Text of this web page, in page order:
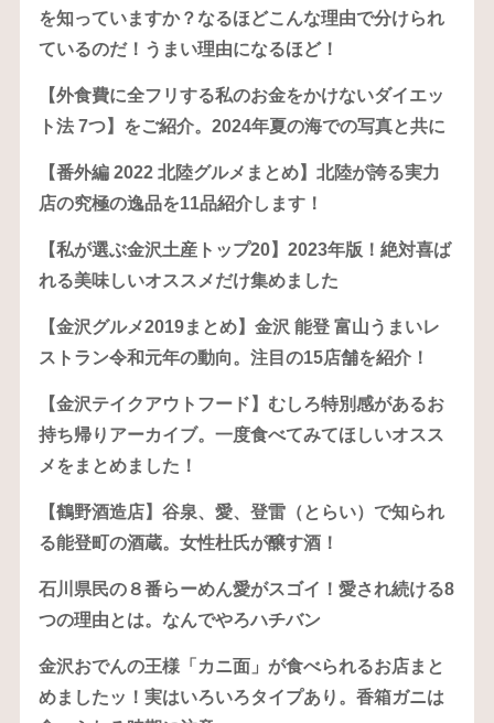
を知っていますか？なるほどこんな理由で分けられ
ているのだ！うまい理由になるほど！
【外食費に全フリする私のお金をかけないダイエッ
ト法 7つ】をご紹介。2024年夏の海での写真と共に
【番外編 2022 北陸グルメまとめ】北陸が誇る実力
店の究極の逸品を11品紹介します！
【私が選ぶ金沢土産トップ20】2023年版！絶対喜ば
れる美味しいオススメだけ集めました
【金沢グルメ2019まとめ】金沢 能登 富山うまいレ
ストラン令和元年の動向。注目の15店舗を紹介！
【金沢テイクアウトフード】むしろ特別感があるお
持ち帰りアーカイブ。一度食べてみてほしいオスス
メをまとめました！
【鶴野酒造店】谷泉、愛、登雷（とらい）で知られ
る能登町の酒蔵。女性杜氏が醸す酒！
石川県民の８番らーめん愛がスゴイ！愛され続ける8
つの理由とは。なんでやろハチバン
金沢おでんの王様「カニ面」が食べられるお店まと
めましたッ！実はいろいろタイプあり。香箱ガニは